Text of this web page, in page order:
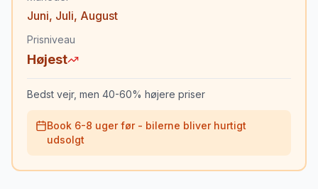
Juni, Juli, August
Prisniveau
Højest
Bedst vejr, men 40-60% højere priser
Book 6-8 uger før - bilerne bliver hurtigt
udsolgt